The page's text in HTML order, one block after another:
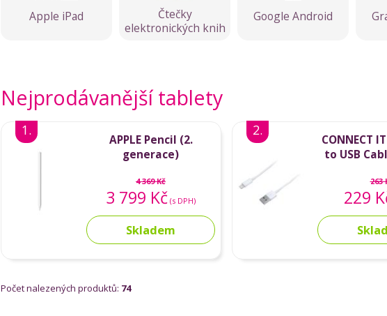
Apple iPad
Čtečky
elektronických knih
Google Android
Nejprodávanější tablety
1.
APPLE Pencil (2.
generace)
4 369 Kč
3 799 Kč (s DPH)
Skladem
2.
CONNECT
to USB
263
229
Počet nalezených produktů: 74